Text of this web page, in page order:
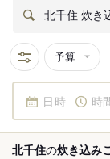
北千住 炊き
予算
日時 時
北千住の炊き込み